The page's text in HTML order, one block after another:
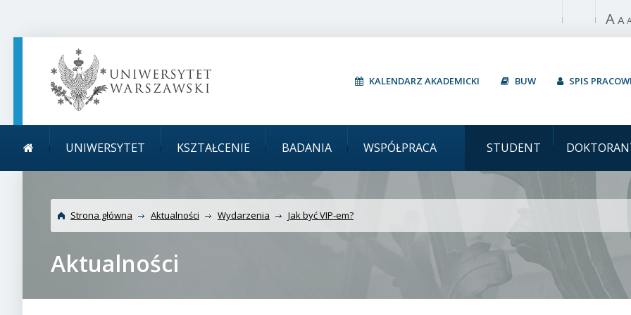
Włącz A A
KALENDARZ AKADEMICKI BUW SPIS
główne
UNIWERSYTET KSZTAŁCENIE BADANIA WSPÓŁPRACA STUDENT
Uniwersytet
Strona główna Aktualności Wydarzenia Jak być VIP-em?
Aktualności